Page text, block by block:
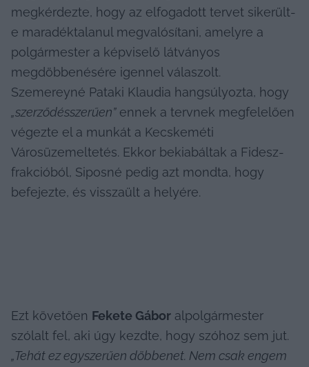
megkérdezte, hogy az elfogadott tervet sikerült-
e maradéktalanul megvalósítani, amelyre a
polgármester a képviselő látványos
megdöbbenésére igennel válaszolt.
„szerződésszerűen” ennek a tervnek megfelelően
végezte el a munkát a Kecskeméti
Városüzemeltetés. Ekkor bekiabáltak a Fidesz-
frakcióból, Siposné pedig azt mondta, hogy
befejezte, és visszaült a helyére.
Ezt követően Fekete Gábor alpolgármester
„Tehát ez egyszerűen döbbenet. Nem csak engem